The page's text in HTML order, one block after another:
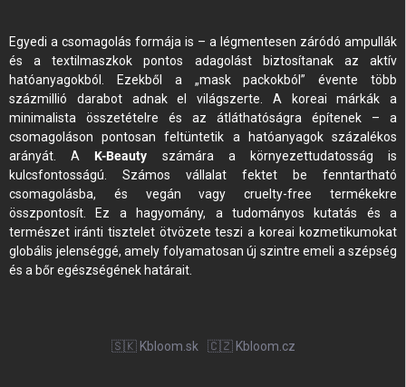
Egyedi a csomagolás formája is – a légmentesen záródó ampullák
és a textilmaszkok pontos adagolást biztosítanak az aktív
hatóanyagokból. Ezekből a „mask packokból” évente több
százmillió darabot adnak el világszerte. A koreai márkák a
minimalista összetételre és az átláthatóságra építenek – a
csomagoláson pontosan feltüntetik a hatóanyagok százalékos
arányát. A K-Beauty számára a környezettudatosság is
kulcsfontosságú. Számos vállalat fektet be fenntartható
csomagolásba, és vegán vagy cruelty-free termékekre
összpontosít. Ez a hagyomány, a tudományos kutatás és a
természet iránti tisztelet ötvözete teszi a koreai kozmetikumokat
globális jelenséggé, amely folyamatosan új szintre emeli a szépség
és a bőr egészségének határait.
🇸🇰 Kbloom.sk 🇨🇿 Kbloom.cz